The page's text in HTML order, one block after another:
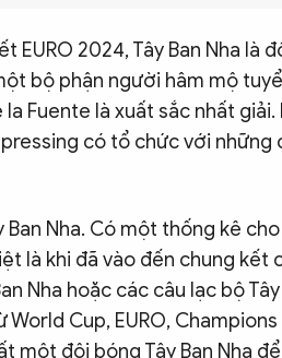
2024, Tây Ban Nha là
bộ phận người hâm mộ
Fuente là xuất sắc nhất giải.
có tổ chức với những
Ban Nha. Có một thống kê
là khi đã vào đến chung kết
Nha hoặc các câu lạc bộ
Cup, EURO,
một đội bóng Tây Ban Nha